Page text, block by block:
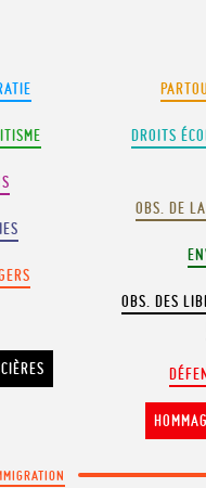
DROITS
OBS. DE
OBS. DES